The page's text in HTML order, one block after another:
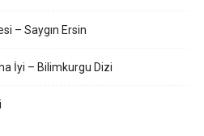
– Saygın Ersin
İyi – Bilimkurgu Dizi